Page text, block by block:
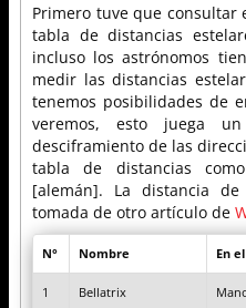
Primero tuve que
tabla de distancias
incluso los astrónomos
medir las distancias
tenemos posibilidades de
veremos, esto juega
desciframiento de las
tabla de distancias
[alemán]. La distancia
tomada de otro artículo de
N° Nombre En
1 Bellatrix